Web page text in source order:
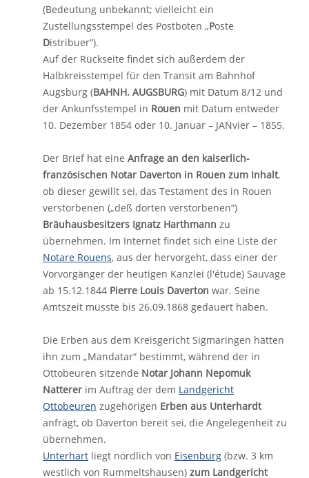
(Bedeutung unbekannt; vielleicht ein
Zustellungsstempel des Postboten „Poste
Distribuer“).
Auf der Rückseite findet sich außerdem der
Halbkreisstempel für den Transit am Bahnhof
Augsburg (BAHNH. AUGSBURG) mit Datum 8/12 und
der Ankunfsstempel in Rouen mit Datum entweder
10. Dezember 1854 oder 10. Januar – JANvier – 1855.
Der Brief hat eine Anfrage an den kaiserlich-
französischen Notar Daverton in Rouen zum Inhalt,
ob dieser gewillt sei, das Testament des in Rouen
verstorbenen („deß dorten verstorbenen“)
Bräuhausbesitzers Ignatz Harthmann zu
übernehmen. Im Internet findet sich eine Liste der
Notare Rouens, aus der hervorgeht, dass einer der
Vorvorgänger der heutigen Kanzlei (l'étude) Sauvage
ab 15.12.1844 Pierre Louis Daverton war. Seine
Amtszeit müsste bis 26.09.1868 gedauert haben.
Die Erben aus dem Kreisgericht Sigmaringen hätten
ihn zum „Mandatar“ bestimmt, während der in
Ottobeuren sitzende Notar Johann Nepomuk
Natterer im Auftrag der dem Landgericht
Ottobeuren zugehörigen Erben aus Unterhardt
anfrägt, ob Daverton bereit sei, die Angelegenheit zu
übernehmen.
Unterhart liegt nördlich von Eisenburg (bzw. 3 km
westlich von Rummeltshausen) zum Landgericht